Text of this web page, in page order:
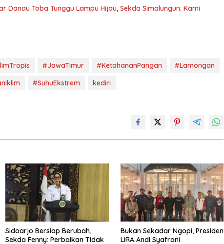
Danau Toba Tunggu Lampu Hijau, Sekda Simalungun: Kami
#JawaTimur #KetahananPangan
#Lamongan
#SuhuEkstrem kediri
Sidoarjo Bersiap Berubah,
Sekda Fenny: Perbaikan Tidak
Bukan Sekadar Ngopi, Presiden
LIRA Andi Syafrani